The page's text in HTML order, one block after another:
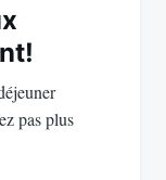
pas plus